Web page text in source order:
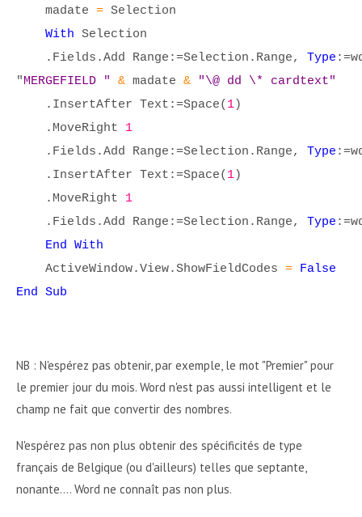
madate = Selection
With Selection
.Fields.Add Range:=Selection.Range, Type
"MERGEFIELD " & madate &
"\@ dd \* cardtext"
.InsertAfter Text:=Space( 1)
.MoveRight 1
.Fields.Add Range:=Selection.Range, Type
.InsertAfter Text:=Space( 1)
.MoveRight 1
.Fields.Add Range:=Selection.Range, Type
End With
ActiveWindow.View.ShowFieldCodes = False
End Sub
NB : N'espérez pas obtenir, par exemple, le mot "Premier" pour
le premier jour du mois. Word n'est pas aussi intelligent et le
champ ne fait que convertir des nombres.
N'espérez pas non plus obtenir des spécificités de type
français de Belgique (ou d'ailleurs) telles que septante,
nonante.... Word ne connaît pas non plus.